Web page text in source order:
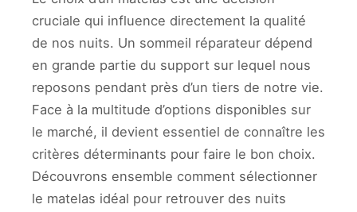
cruciale qui influence directement la qualité
de nos nuits. Un sommeil réparateur dépend
en grande partie du support sur lequel nous
reposons pendant près d’un tiers de notre vie.
Face à la multitude d’options disponibles sur
le marché, il devient essentiel de connaître les
critères déterminants pour faire le bon choix.
Découvrons ensemble comment sélectionner
le matelas idéal pour retrouver des nuits